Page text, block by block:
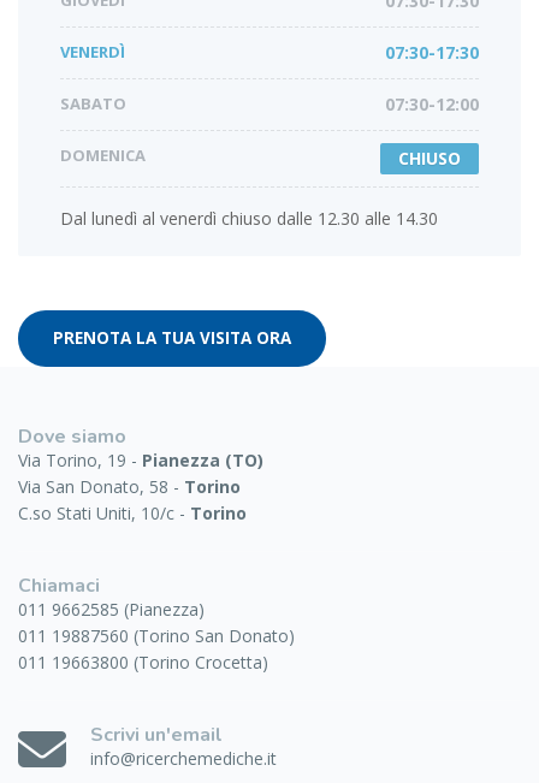
VENERDÌ 07:30-17:30
SABATO 07:30-12:00
DOMENICA CHIUSO
Dal lunedì al venerdì chiuso dalle 12.30 alle 14.30
PRENOTA LA TUA VISITA ORA
Dove siamo
Via Torino, 19 - Pianezza (TO)
Via San Donato, 58 - Torino
C.so Stati Uniti, 10/c - Torino
Chiamaci
011 9662585 (Pianezza)
011 19887560 (Torino San Donato)
011 19663800 (Torino Crocetta)
Scrivi un'email
info@ricerchemediche.it